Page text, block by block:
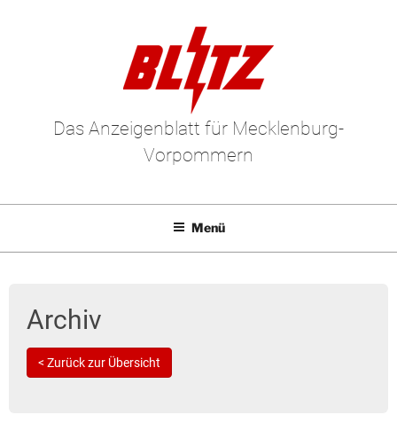
Das Anzeigenblatt für Mecklenburg-
Vorpommern
Menü
Archiv
< Zurück zur Übersicht